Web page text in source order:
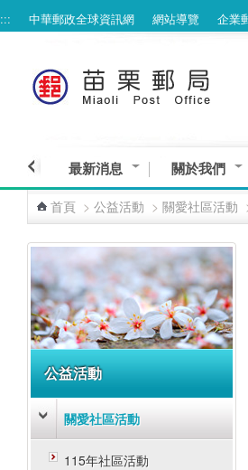
跳到主要內容區塊
::: 中華郵政全球資訊網 網站導覽 企業
最新消息 關於我們
首頁 > 公益活動 > 關愛社區活動
公益活動
關愛社區活動
115年社區活動